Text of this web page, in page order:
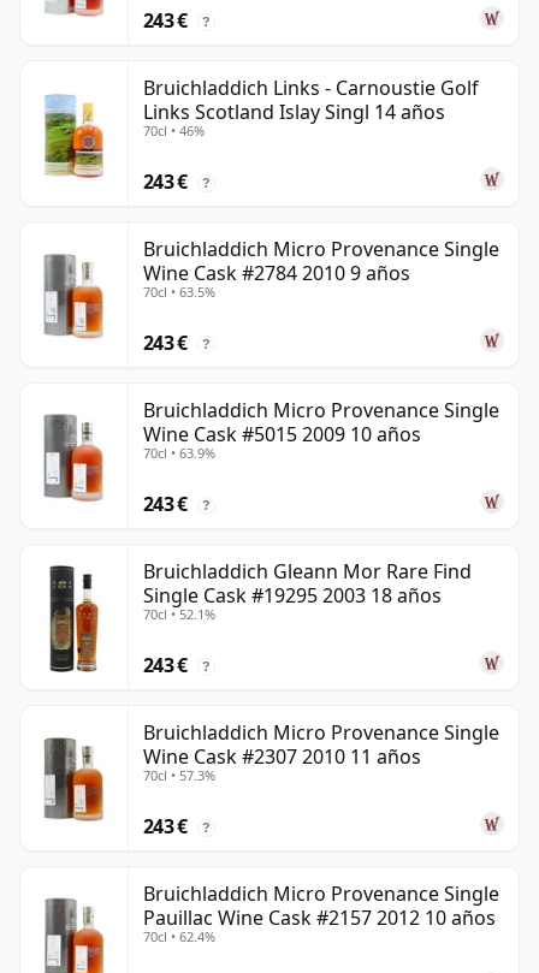
243 € ?
Bruichladdich Links - Carnoustie Golf
Links Scotland Islay Singl 14 años
70cl • 46%
243 € ?
Bruichladdich Micro Provenance Single
Wine Cask #2784 2010 9 años
70cl • 63.5%
243 € ?
Bruichladdich Micro Provenance Single
Wine Cask #5015 2009 10 años
70cl • 63.9%
243 € ?
Bruichladdich Gleann Mor Rare Find
Single Cask #19295 2003 18 años
70cl • 52.1%
243 € ?
Bruichladdich Micro Provenance Single
Wine Cask #2307 2010 11 años
70cl • 57.3%
243 € ?
Bruichladdich Micro Provenance Single
Pauillac Wine Cask #2157 2012 10 años
70cl • 62.4%